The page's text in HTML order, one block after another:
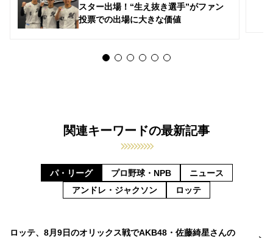
スター出場！“生え抜き選手”がファン
投票での出場に大きな価値
関連キーワードの最新記事
パ・リーグ プロ野球・NPB
ニュース
アンドレ・ジャクソン
ロッテ
ロッテ、8月9日のオリックス戦でAKB48・佐藤綺星さんの